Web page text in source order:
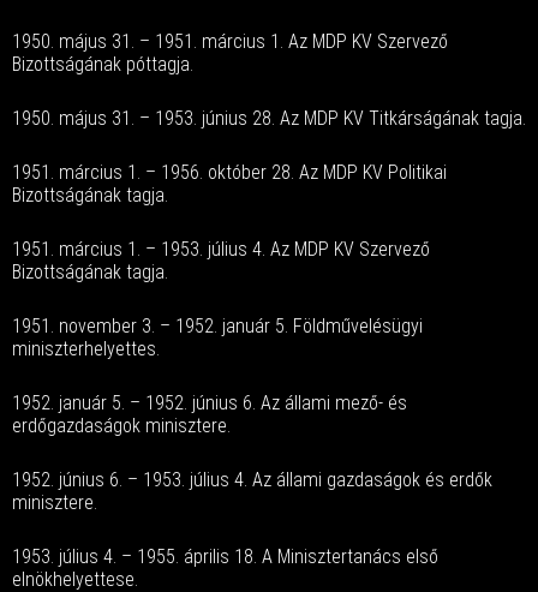
1950. május 31. – 1951. március 1. Az MDP KV Szervező
Bizottságának póttagja.
1950. május 31. – 1953. június 28. Az MDP KV Titkárságának tagja.
1951. március 1. – 1956. október 28. Az MDP KV Politikai
Bizottságának tagja.
1951. március 1. – 1953. július 4. Az MDP KV Szervező
Bizottságának tagja.
1951. november 3. – 1952. január 5. Földművelésügyi
miniszterhelyettes.
1952. január 5. – 1952. június 6. Az állami mező- és
erdőgazdaságok minisztere.
1952. június 6. – 1953. július 4. Az állami gazdaságok és erdők
minisztere.
1953. július 4. – 1955. április 18. A Minisztertanács első
elnökhelyettese.